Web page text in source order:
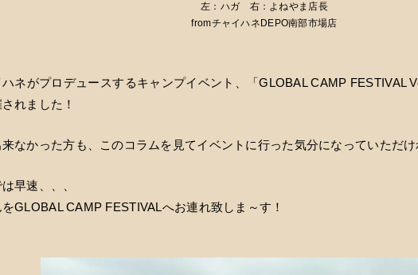
左：ハガ 右：よねやま店長
fromチャイハネDEPO南部市場店
ネがプロデュースするキャンプイベント、「GLOBAL CAMP FESTIVAL
れました！
なかった方も、このコラムを見てイベントに行った気分になっていただけ
早速、、、
GLOBAL CAMP FESTIVALへお連れ致しま～す！